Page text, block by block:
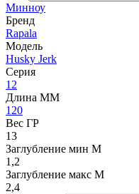
Минноу
Бренд
Rapala
Модель
Husky Jerk
Серия
12
Длина ММ
120
Вес ГР
13
Заглубление мин М
1,2
Заглубление макс М
2,4